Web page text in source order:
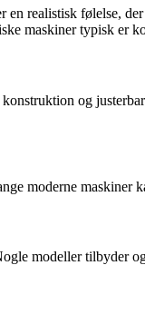
realistisk følelse,
maskiner typisk er
og
moderne
modeller tilbyder